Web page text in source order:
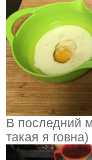
В последний
такая я говна)